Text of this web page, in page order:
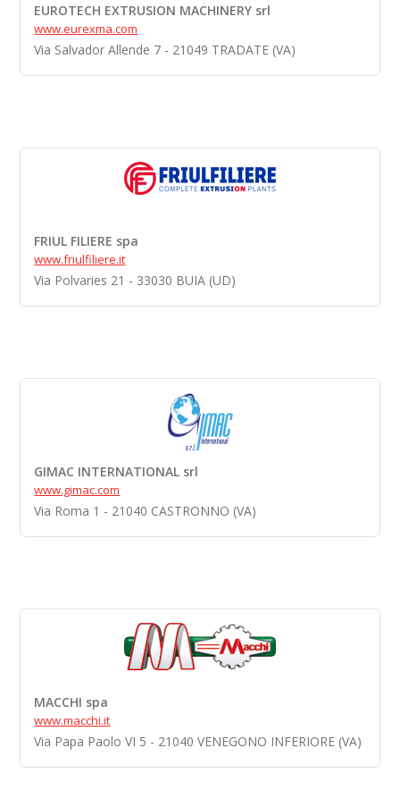
EUROTECH EXTRUSION MACHINERY srl
www.eurexma.com
Via Salvador Allende 7 - 21049 TRADATE (VA)
FRIUL FILIERE spa
www.friulfiliere.it
Via Polvaries 21 - 33030 BUIA (UD)
GIMAC INTERNATIONAL srl
www.gimac.com
Via Roma 1 - 21040 CASTRONNO (VA)
MACCHI spa
www.macchi.it
Via Papa Paolo VI 5 - 21040 VENEGONO INFERIORE (VA)